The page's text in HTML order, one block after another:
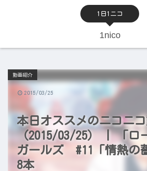
1日1ニコ
1nico
本日オススメのニコニ
（2015/03/25） | 「ロ
ガールズ #11「情熱の
8本
動画紹介
2015/03/25